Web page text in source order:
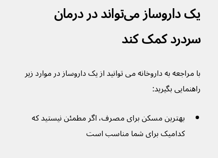
یک داروساز می‌تواند در درمان
سردرد کمک کند
با مراجعه به داروخانه می توانید از یک داروساز در موارد زیر
راهنمایی بگیرید:
بهترین مسکن برای مصرف، اگر مطمئن نیستید که
کدامیک برای شما مناسب است